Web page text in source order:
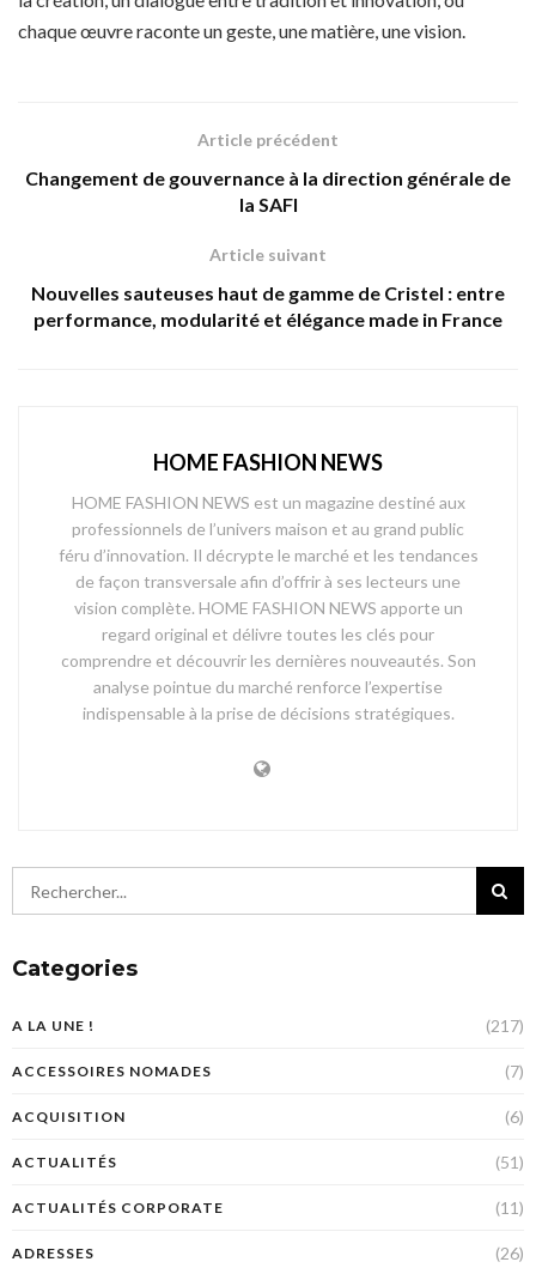
chaque œuvre raconte un geste, une matière, une vision.
Article précédent
Changement de gouvernance à la direction générale de
la SAFI
Article suivant
Nouvelles sauteuses haut de gamme de Cristel : entre
performance, modularité et élégance made in France
HOME FASHION NEWS
HOME FASHION NEWS est un magazine destiné aux
professionnels de l’univers maison et au grand public
féru d’innovation. Il décrypte le marché et les tendances
de façon transversale afin d’offrir à ses lecteurs une
vision complète. HOME FASHION NEWS apporte un
regard original et délivre toutes les clés pour
comprendre et découvrir les dernières nouveautés. Son
analyse pointue du marché renforce l’expertise
indispensable à la prise de décisions stratégiques.
Categories
A LA UNE ! (217)
ACCESSOIRES NOMADES (7)
ACQUISITION (6)
ACTUALITÉS (51)
ACTUALITÉS CORPORATE (11)
ADRESSES (26)